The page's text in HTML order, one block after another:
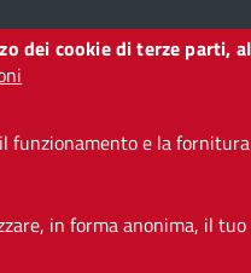
dal vivo di Stefano Bartoli
dei cookie di terze parti,
e la
in forma anonima, il